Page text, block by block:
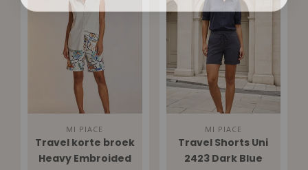
MI PIACE
Travel korte broek
Heavy Embroided
MI PIACE
Travel Shorts Uni
2423 Dark Blue